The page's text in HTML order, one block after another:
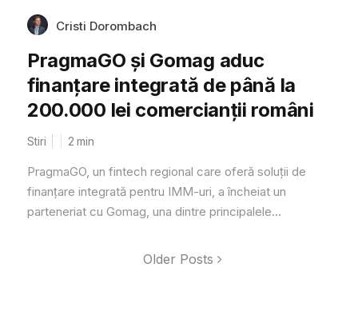
Cristi Dorombach
PragmaGO și Gomag aduc
finanțare integrată de până la
200.000 lei comercianții români
Stiri 2 min
PragmaGO, un fintech regional care oferă soluții de
finanțare integrată pentru IMM-uri, a încheiat un
parteneriat cu Gomag, una dintre principalele...
Older Posts